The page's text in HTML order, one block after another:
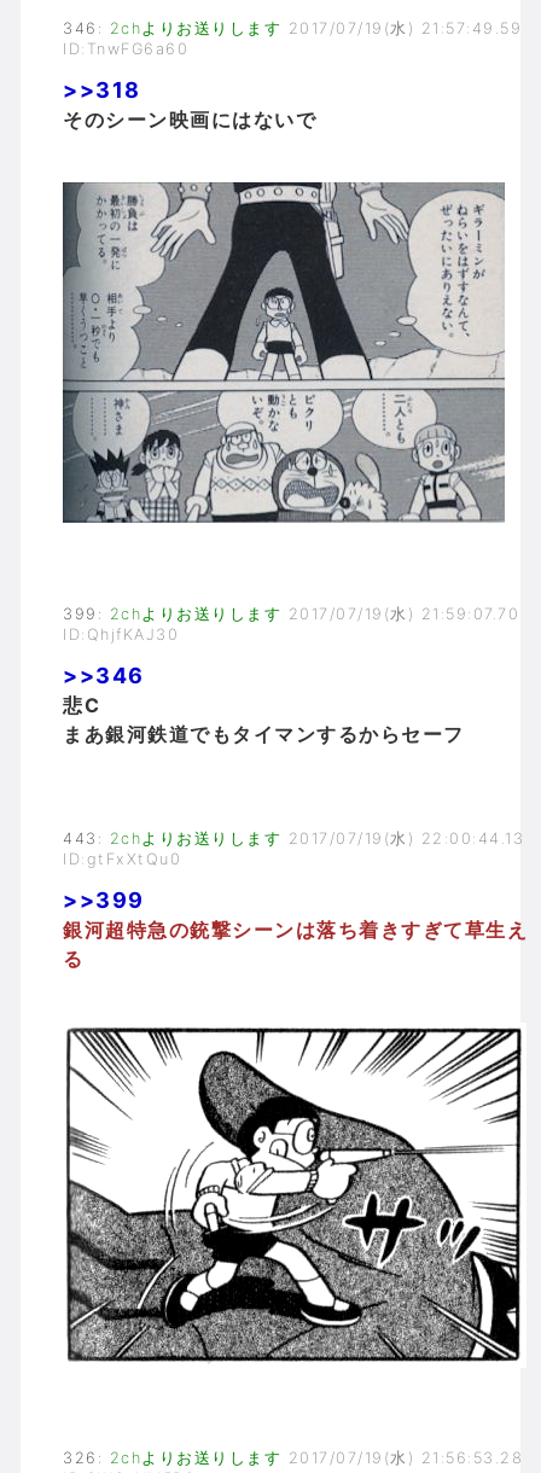
346 : 2chよりお送りします 2017/07/19(水) 21:57:49.59
ID:TnwFG6a60
>>318
そのシーン映画にはないで
399 : 2chよりお送りします 2017/07/19(水) 21:59:07.70
ID:QhjfKAJ30
>>346
悲C
まあ銀河鉄道でもタイマンするからセーフ
443 : 2chよりお送りします 2017/07/19(水) 22:00:44.13
ID:gtFxXtQu0
>>399
銀河超特急の銃撃シーンは落ち着きすぎて草生え
る
326 : 2chよりお送りします 2017/07/19(水) 21:56:53.28